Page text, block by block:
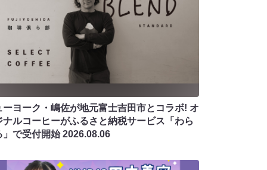
ーヨーク・嶋佐が地元富士吉田市とコラボ! オ
ナルコーヒーがふるさと納税サービス「わら
」で受付開始2026.08.06